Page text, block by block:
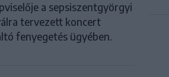
a sepsiszentgyörgyi
tervezett koncert
fenyegetés ügyében.